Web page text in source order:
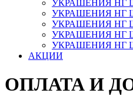
УКРАШЕНИЯ НГ
УКРАШЕНИЯ НГ
УКРАШЕНИЯ НГ
УКРАШЕНИЯ НГ
УКРАШЕНИЯ НГ
АКЦИИ
ОПЛАТА И